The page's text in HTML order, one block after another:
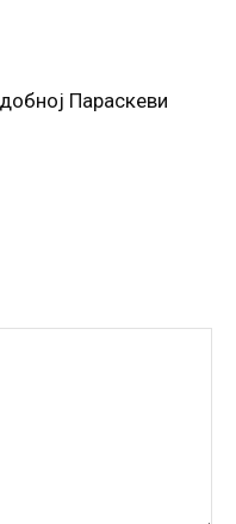
Параскеви